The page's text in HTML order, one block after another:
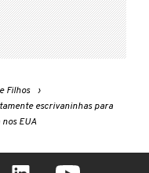
Filhos
escrivaninhas para
EUA